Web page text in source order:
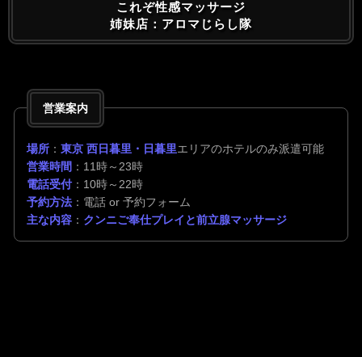
これぞ性感マッサージ
姉妹店：アロマじらし隊
営業案内
場所 ： 東京 西日暮里・日暮里エリアのホテルのみ派遣可能
営業時間 ：11時～23時
電話受付：10時～22時
予約方法 ：電話 or 予約フォーム
主な内容 ： クンニご奉仕プレイと前立腺マッサージ